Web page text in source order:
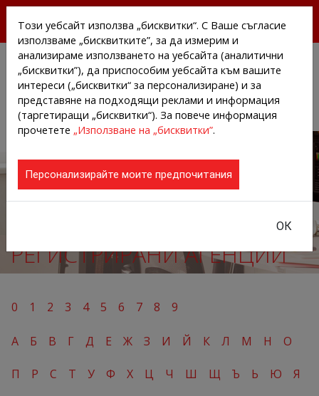
АГЕНЦИИТЕ И КОМПАНИИТЕ
РЕГИСТРИРАНИ АГЕНЦИИ
0 1 2 3 4 5 6 7 8 9
А Б В Г Д Е Ж З И Й К Л М Н О
П Р С Т У Ф Х Ц Ч Ш Щ Ъ Ь Ю Я
Този уебсайт използва „бисквитки“. С Ваше съгласие
използваме „бисквитките”, за да измерим и
анализираме използването на уебсайта (аналитични
„бисквитки”), да приспособим уебсайта към вашите
интереси („бисквитки“ за персонализиране) и за
представяне на подходящи реклами и информация
(таргетиращи „бисквитки“). За повече информация
прочетете „Използване на „бисквитки”.
Персонализирайте моите предпочитания
ОК